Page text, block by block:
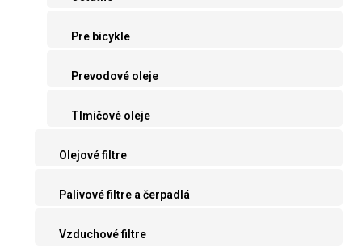
Pre bicykle
Prevodové oleje
Tlmičové oleje
Olejové filtre
Palivové filtre a čerpadlá
Vzduchové filtre